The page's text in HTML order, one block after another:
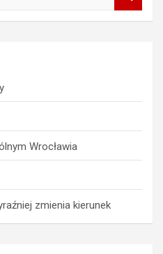
Wrocławia
zmienia kierunek